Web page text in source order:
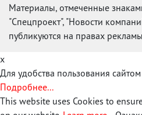
Материалы, отмеченные
"Спецпроект", "Новости
публикуются на правах рекламы
x
Для удобства пользования
Подробнее...
This website uses Cookies to